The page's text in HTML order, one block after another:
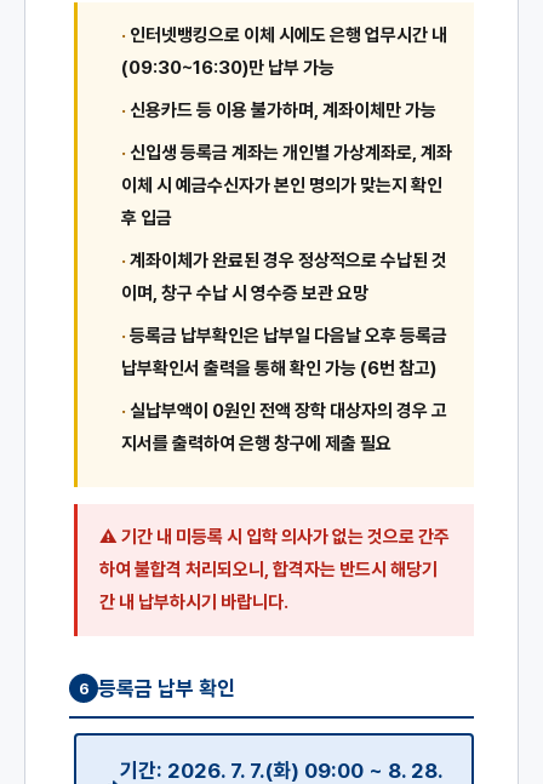
· 인터넷뱅킹으로 이체 시에도 은행 업무시간 내
(09:30~16:30)만 납부 가능
· 신용카드 등 이용 불가하며, 계좌이체만 가능
· 신입생 등록금 계좌는 개인별 가상계좌로, 계좌
이체 시 예금수신자가 본인 명의가 맞는지 확인
후 입금
· 계좌이체가 완료된 경우 정상적으로 수납된 것
이며, 창구 수납 시 영수증 보관 요망
· 등록금 납부확인은 납부일 다음날 오후 등록금
납부확인서 출력을 통해 확인 가능 (6번 참고)
· 실납부액이 0원인 전액 장학 대상자의 경우 고
지서를 출력하여 은행 창구에 제출 필요
기간 내 미등록 시 입학 의사가 없는 것으로 간주
하여 불합격 처리되오니, 합격자는 반드시 해당기
간 내 납부하시기 바랍니다.
6 등록금 납부 확인
기간: 2026. 7. 7.(화) 09:00 ~ 8. 28.